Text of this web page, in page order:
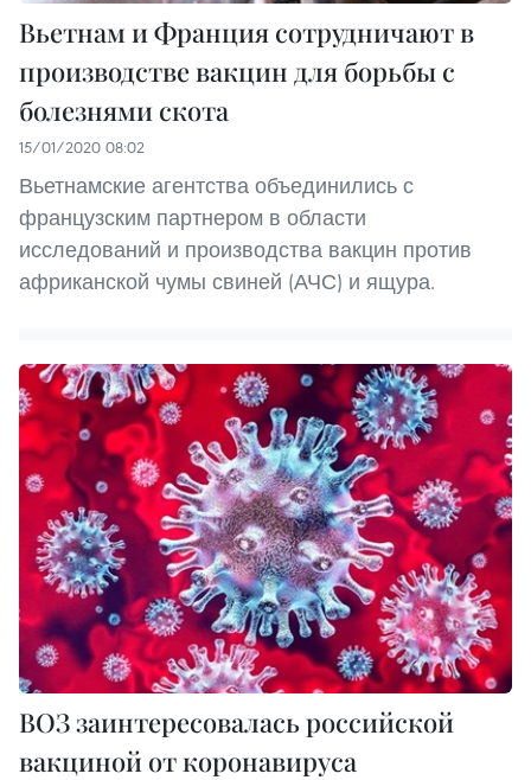
Вьетнам и Франция сотрудничают в
производстве вакцин для борьбы с
болезнями скота
15/01/2020 08:02
Вьетнамские агентства объединились с
французским партнером в области
исследований и производства вакцин против
африканской чумы свиней (АЧС) и ящура.
ВОЗ заинтересовалась российской
вакциной от коронавируса